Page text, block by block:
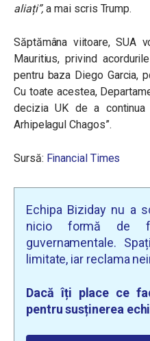
aliați”, a mai scris Trump.
Săptămâna viitoare, SUA
Mauritius, privind
pentru baza Diego Garcia,
Cu toate acestea,
decizia UK de a
Arhipelagul Chagos”.
Sursă: Financial Times
Echipa Biziday nu a
nicio formă de
guvernamentale.
limitate, iar reclama
Dacă îți place ce
pentru susținerea